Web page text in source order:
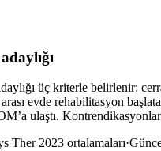
üç kriterle belirlenir:
evde rehabilitasyon
ulaştı.
Ther 2023 ortalamaları·